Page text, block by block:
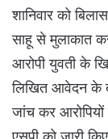
शानिवार को
साहू से मुलाकात
आरोपी युवती के
लिखित आवेदन के
जांच कर आरोपियों